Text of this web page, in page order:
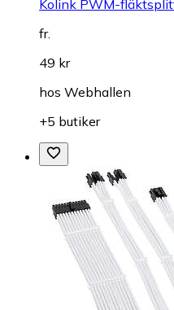
Kolink PWM-
fr.
49 kr
hos Webhallen
+5 butiker